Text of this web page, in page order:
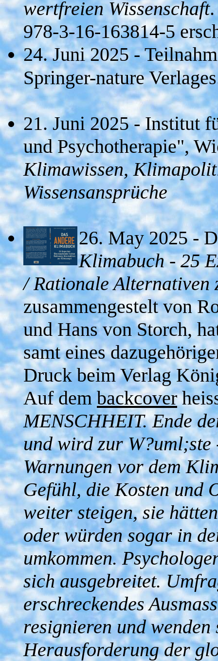
wertfreien Wissenschaft
978-3-16-163814-5
24. Juni 2025 -
Springer-nature
21. Juni 2025 - Institut
und Psychotherapie",
Klimawissen,
Wissensansprüche
26. May 2025 -
Klimabuch - 25
/ Rationale Alternativen
zusammengestelt von
und Hans von Storch,
samt eines
Druck beim Verlag
Auf dembackcover
MENSCHHEIT. Ende
und wird zur
Warnungen vor dem
Gefühl, die Kosten und
weiter steigen, sie
oder würden sogar in
umkommen.
sich ausgebreitet.
erschreckendes
resignieren und
Herausforderung der